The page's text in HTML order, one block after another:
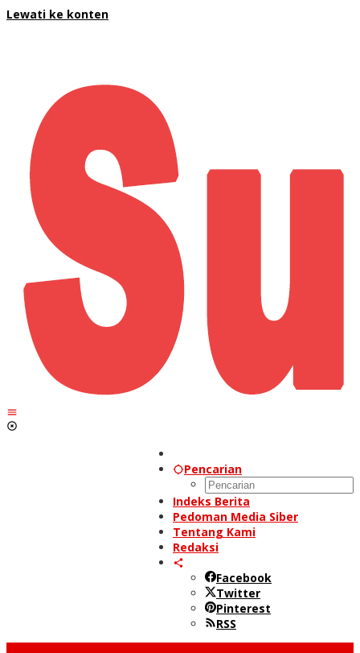
Lewati ke konten
Pencarian
Indeks Berita
Pedoman Media Siber
Tentang Kami
Redaksi
Facebook
Twitter
Pinterest
RSS